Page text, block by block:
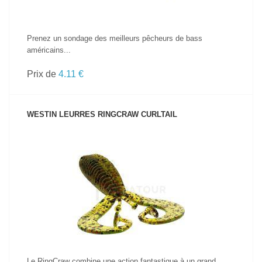
Prenez un sondage des meilleurs pêcheurs de bass
américains...
Prix de 4.11 €
WESTIN LEURRES RINGCRAW CURLTAIL
VOIR LE PRODUIT